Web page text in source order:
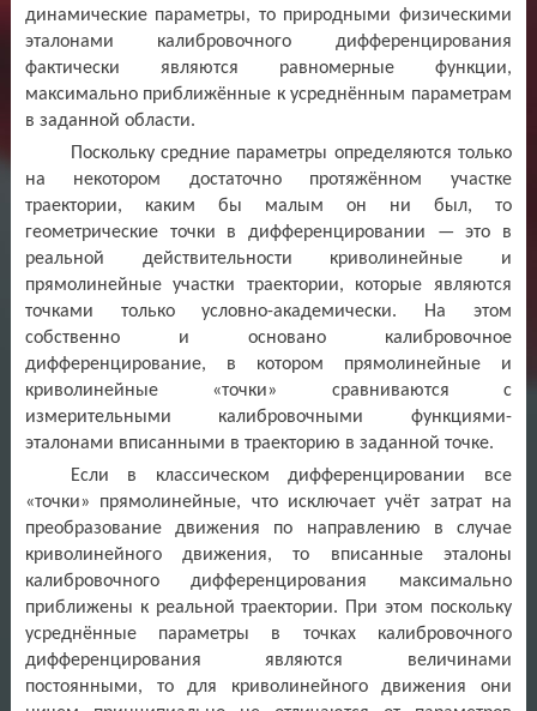
динамические параметры, то природными физическими
эталонами калибровочного дифференцирования
фактически являются равномерные функции,
максимально приближённые к усреднённым параметрам
в заданной области.
Поскольку средние параметры определяются только
на некотором достаточно протяжённом участке
траектории, каким бы малым он ни был, то
геометрические точки в дифференцировании — это в
реальной действительности криволинейные и
прямолинейные участки траектории, которые являются
точками только условно-академически. На этом
собственно и основано калибровочное
дифференцирование, в котором прямолинейные и
криволинейные «точки» сравниваются с
измерительными калибровочными функциями-
эталонами вписанными в траекторию в заданной точке.
Если в классическом дифференцировании все
«точки» прямолинейные, что исключает учёт затрат на
преобразование движения по направлению в случае
криволинейного движения, то вписанные эталоны
калибровочного дифференцирования максимально
приближены к реальной траектории. При этом поскольку
усреднённые параметры в точках калибровочного
дифференцирования являются величинами
постоянными, то для криволинейного движения они